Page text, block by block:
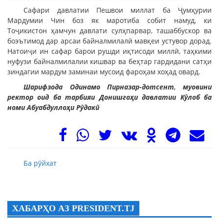
Сафари давлатии Пешвои миллат ба Ҷумҳурии
Мардумии Чин боз як маротиба собит намуд, ки
Тоҷикистон ҳамчун давлати сулҳпарвар, ташаббускор ва
боэътимод дар арсаи байналмилалӣ мавқеи устувор дорад.
Натоиҷи ин сафар барои рушди иқтисоди миллӣ, таҳкими
нуфузи байналмилалии кишвар ва беҳтар гардидани сатҳи
зиндагии мардум заминаи мусоид фароҳам хоҳад овард.
Шарифзода Одинамо Пирназар-дотсент, муовини
ректор оид ба тарбияи Донишгоҳи давлатии Кӯлоб ба
номи Абуабдуллоҳи Рӯдакӣ
Ба рӯйхат
ХАБАРҲО АЗ PRESIDENT.TJ